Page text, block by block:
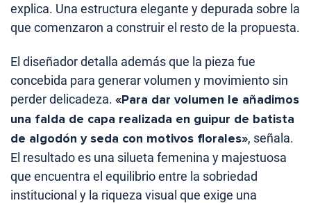
explica. Una estructura elegante y depurada sobre la
que comenzaron a construir el resto de la propuesta.
El diseñador detalla además que la pieza fue
concebida para generar volumen y movimiento sin
perder delicadeza. «Para dar volumen le añadimos
una falda de capa realizada en guipur de batista
de algodón y seda con motivos florales», señala.
El resultado es una silueta femenina y majestuosa
que encuentra el equilibrio entre la sobriedad
institucional y la riqueza visual que exige una